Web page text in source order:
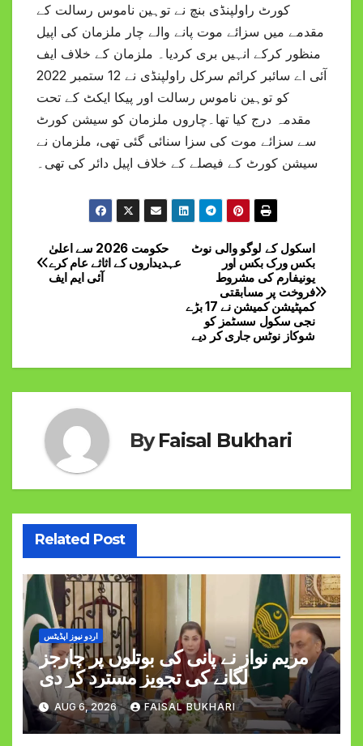
کورٹ راولپنڈی بنچ نے توہین ناموس رسالت کے
مقدمے میں سزائے موت پانے والے چار ملزمان کی اپیل
منظور کرکے انہیں بری کردیا۔ ملزمان کے خلاف ایف
آئی اے سائبر کرائم سرکل راولپنڈی نے 12 ستمبر 2022
کو توہین ناموس رسالت اور پیکا ایکٹ کے تحت
مقدمہ درج کیا تھا۔چاروں ملزمان کو سیشن کورٹ
سے سزائے موت کی سزا سنائی گئی تھی، ملزمان نے
سیشن کورٹ کے فیصلے کے خلاف اپیل دائر کی تھی۔
Post
navigation
اسکول کے لوگو والی نوٹ
بکس ورک بکس اور
یونیفارم کی مشروط
فروخت پر مسابقتی
کمپٹیشن کمیشن نے 17 بڑے
نجی سکول سسٹمز کو
شوکاز نوٹس جاری کر دیے
حکومت 2026 سے اعلیٰ
عہدیداروں کے اثاثے عام کرے
آئی ایم ایف
ByFaisal Bukhari
Related Post
اردو نیوز اپڈیٹس
مریم نواز نے پانی کی بوتلوں پر چارجز
لگانے کی تجویز مسترد کر دی
AUG 6, 2026 FAISAL BUKHARI